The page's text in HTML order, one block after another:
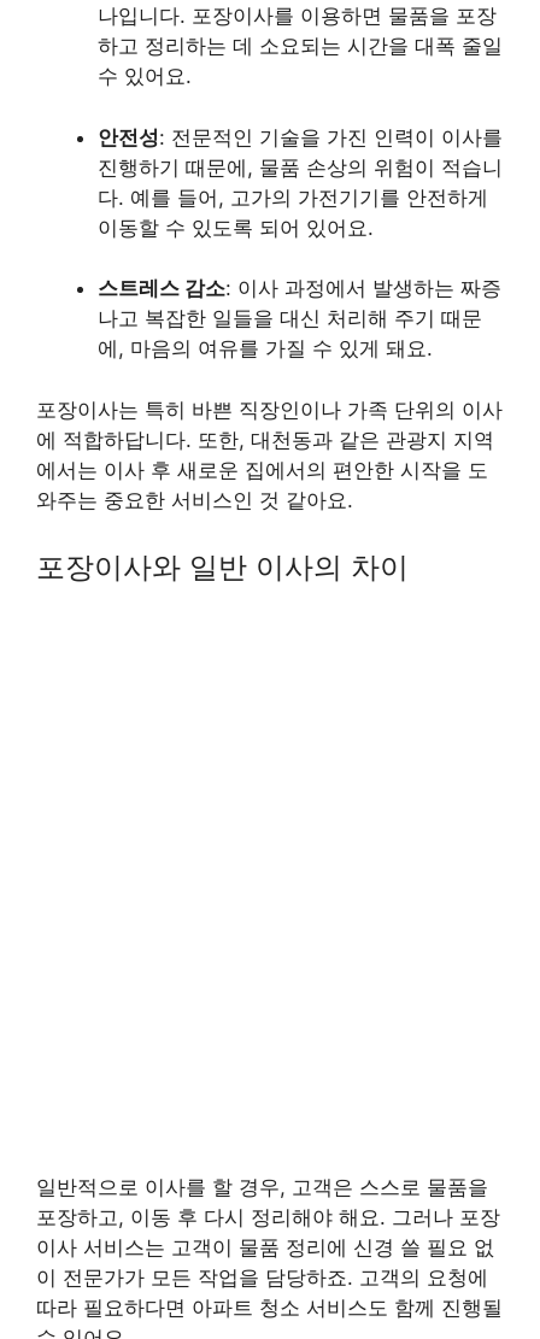
나입니다. 포장이사를 이용하면 물품을 포장
하고 정리하는 데 소요되는 시간을 대폭 줄일
수 있어요.
안전성: 전문적인 기술을 가진 인력이 이사를
진행하기 때문에, 물품 손상의 위험이 적습니
다. 예를 들어, 고가의 가전기기를 안전하게
이동할 수 있도록 되어 있어요.
스트레스 감소: 이사 과정에서 발생하는 짜증
나고 복잡한 일들을 대신 처리해 주기 때문
에, 마음의 여유를 가질 수 있게 돼요.
포장이사는 특히 바쁜 직장인이나 가족 단위의 이사
에 적합하답니다. 또한, 대천동과 같은 관광지 지역
에서는 이사 후 새로운 집에서의 편안한 시작을 도
와주는 중요한 서비스인 것 같아요.
포장이사와 일반 이사의 차이
일반적으로 이사를 할 경우, 고객은 스스로 물품을
포장하고, 이동 후 다시 정리해야 해요. 그러나 포장
이사 서비스는 고객이 물품 정리에 신경 쓸 필요 없
이 전문가가 모든 작업을 담당하죠. 고객의 요청에
따라 필요하다면 아파트 청소 서비스도 함께 진행될